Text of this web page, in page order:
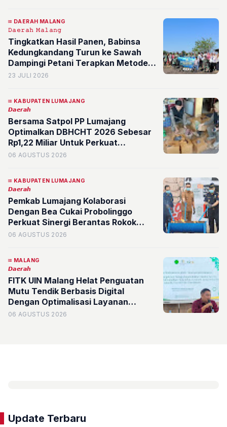
DAERAH MALANG
𝙳𝚊𝚎𝚛𝚊𝚑 𝙼𝚊𝚕𝚊𝚗𝚐
Tingkatkan Hasil Panen, Babinsa
Kedungkandang Turun ke Sawah
Dampingi Petani Terapkan Metode
Modern PM-AAS
23 JULI 2026
KABUPATEN LUMAJANG
𝘿𝙖𝙚𝙧𝙖𝙝
Bersama Satpol PP Lumajang
Optimalkan DBHCHT 2026 Sebesar
Rp1,22 Miliar Untuk Perkuat
Penegakan Hukum dan Berantas
06 AGUSTUS 2026
KABUPATEN LUMAJANG
𝘿𝙖𝙚𝙧𝙖𝙝
Pemkab Lumajang Kolaborasi
Dengan Bea Cukai Probolinggo
Perkuat Sinergi Berantas Rokok
Ilegal, DBHCHT Dimaksimalkan
06 AGUSTUS 2026
MALANG
𝘿𝙖𝙚𝙧𝙖𝙝
FITK UIN Malang Helat Penguatan
Mutu Tendik Berbasis Digital
Dengan Optimalisasi Layanan
Administrasi
06 AGUSTUS 2026
Update Terbaru